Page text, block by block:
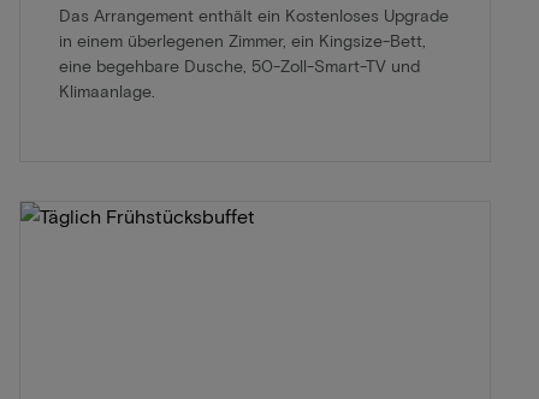
Das Arrangement enthält ein Kostenloses Upgrade
in einem überlegenen Zimmer, ein Kingsize-Bett,
eine begehbare Dusche, 50-Zoll-Smart-TV und
Klimaanlage.